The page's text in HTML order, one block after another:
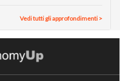
Vedi tutti gli approfondimenti >